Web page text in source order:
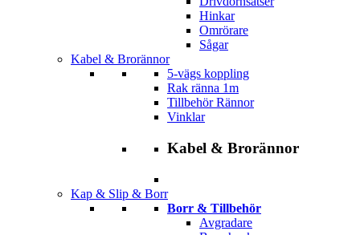
Hinkar
Omrörare
Sågar
Kabel & Brorännor
5-vägs koppling
Rak ränna 1m
Tillbehör Rännor
Vinklar
Kabel & Brorännor
Kap & Slip & Borr
Borr & Tillbehör
Avgradare